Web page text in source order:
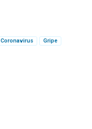
Coronavirus Gripe